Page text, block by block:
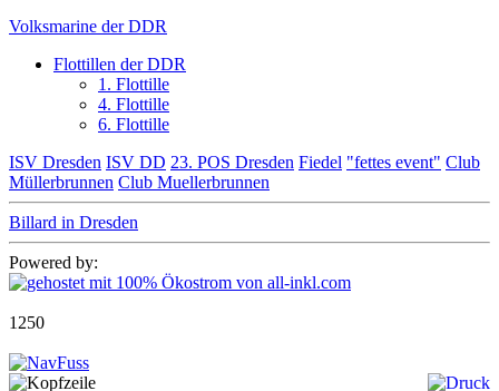
Volksmarine der DDR
Flottillen der DDR
1. Flottille
4. Flottille
6. Flottille
ISV Dresden ISV DD 23. POS Dresden Fiedel "fettes event" Club
Müllerbrunnen Club Muellerbrunnen
Billard in Dresden
Powered by:
1250